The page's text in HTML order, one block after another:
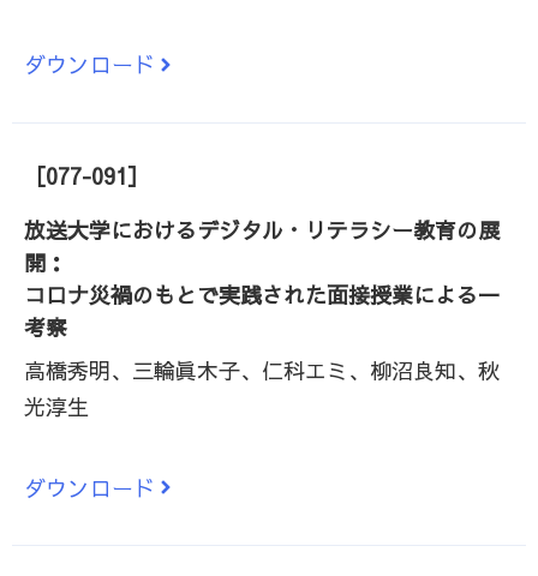
ダウンロード
［077-091］
放送大学におけるデジタル・リテラシー教育の展
開：
コロナ災禍のもとで実践された面接授業による一
考察
高橋秀明、三輪眞木子、仁科エミ、柳沼良知、秋
光淳生
ダウンロード